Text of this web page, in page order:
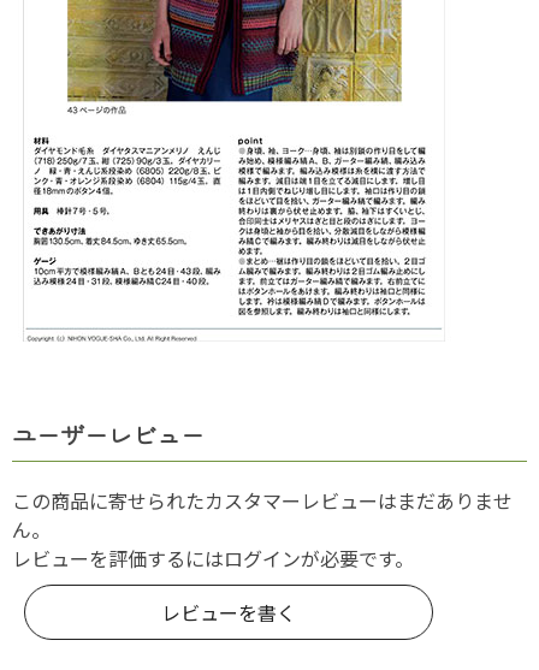
ユーザーレビュー
この商品に寄せられたカスタマーレビューはまだありませ
ん。
レビューを評価するにはログインが必要です。
レビューを書く